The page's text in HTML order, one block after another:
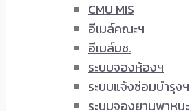
CMU MIS
อีเมล์คณะฯ
อีเมล์มช.
ระบบจองห้องฯ
ระบบแจ้งซ่อมบำรุงฯ
ระบบจองยานพาหนะ